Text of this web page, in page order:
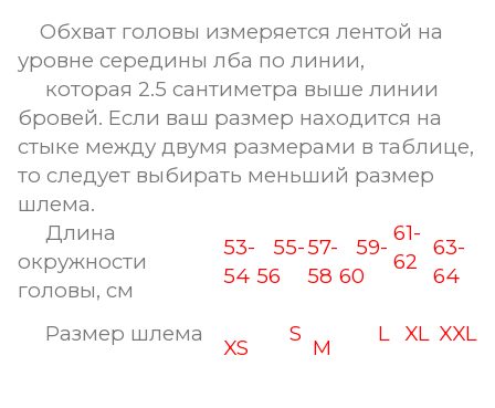
Обхват головы измеряется лентой на
уровне середины лба по линии,
которая 2.5 сантиметра выше линии
бровей. Если ваш размер находится на
стыке между двумя размерами в таблице,
то следует выбирать меньший размер
шлема.
Длина
окружности
головы, см
53-
54
55-
56
57-
58
59-
60
61-
62
63-
64
Размер шлема
XS
S
M
L XL XXL